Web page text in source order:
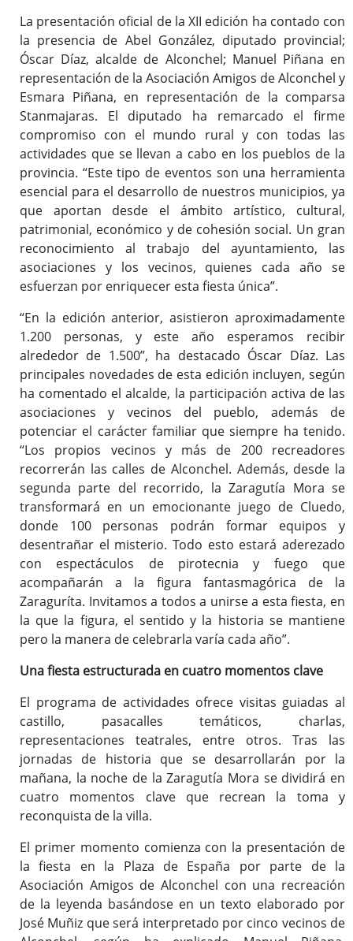
La presentación oficial de la XII edición ha contado con
la presencia de Abel González, diputado provincial;
Óscar Díaz, alcalde de Alconchel; Manuel Piñana en
representación de la Asociación Amigos de Alconchel y
Esmara Piñana, en representación de la comparsa
Stanmajaras. El diputado ha remarcado el firme
compromiso con el mundo rural y con todas las
actividades que se llevan a cabo en los pueblos de la
provincia. “Este tipo de eventos son una herramienta
esencial para el desarrollo de nuestros municipios, ya
que aportan desde el ámbito artístico, cultural,
patrimonial, económico y de cohesión social. Un gran
reconocimiento al trabajo del ayuntamiento, las
asociaciones y los vecinos, quienes cada año se
esfuerzan por enriquecer esta fiesta única”.
“En la edición anterior, asistieron aproximadamente
1.200 personas, y este año esperamos recibir
alrededor de 1.500”, ha destacado Óscar Díaz. Las
principales novedades de esta edición incluyen, según
ha comentado el alcalde, la participación activa de las
asociaciones y vecinos del pueblo, además de
potenciar el carácter familiar que siempre ha tenido.
“Los propios vecinos y más de 200 recreadores
recorrerán las calles de Alconchel. Además, desde la
segunda parte del recorrido, la Zaragutía Mora se
transformará en un emocionante juego de Cluedo,
donde 100 personas podrán formar equipos y
desentrañar el misterio. Todo esto estará aderezado
con espectáculos de pirotecnia y fuego que
acompañarán a la figura fantasmagórica de la
Zaraguríta. Invitamos a todos a unirse a esta fiesta, en
la que la figura, el sentido y la historia se mantiene
pero la manera de celebrarla varía cada año”.
Una fiesta estructurada en cuatro momentos clave
El programa de actividades ofrece visitas guiadas al
castillo, pasacalles temáticos, charlas,
representaciones teatrales, entre otros. Tras las
jornadas de historia que se desarrollarán por la
mañana, la noche de la Zaragutía Mora se dividirá en
cuatro momentos clave que recrean la toma y
reconquista de la villa.
El primer momento comienza con la presentación de
la fiesta en la Plaza de España por parte de la
Asociación Amigos de Alconchel con una recreación
de la leyenda basándose en un texto elaborado por
José Muñiz que será interpretado por cinco vecinos de